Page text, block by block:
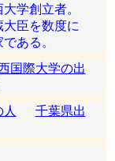
学創立者。
臣を数度に
ある。
国際大学の出
千葉県出